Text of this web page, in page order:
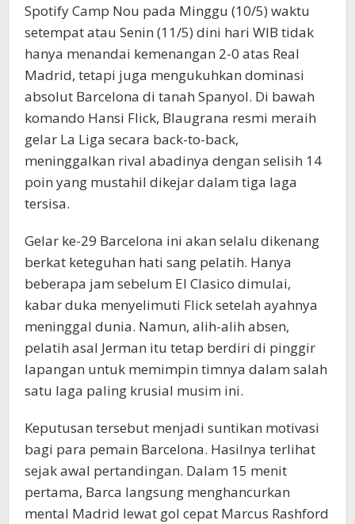
Spotify Camp Nou pada Minggu (10/5) waktu
setempat atau Senin (11/5) dini hari WIB tidak
hanya menandai kemenangan 2-0 atas Real
Madrid, tetapi juga mengukuhkan dominasi
absolut Barcelona di tanah Spanyol. Di bawah
komando Hansi Flick, Blaugrana resmi meraih
gelar La Liga secara back-to-back,
meninggalkan rival abadinya dengan selisih 14
poin yang mustahil dikejar dalam tiga laga
tersisa.
Gelar ke-29 Barcelona ini akan selalu dikenang
berkat keteguhan hati sang pelatih. Hanya
beberapa jam sebelum El Clasico dimulai,
kabar duka menyelimuti Flick setelah ayahnya
meninggal dunia. Namun, alih-alih absen,
pelatih asal Jerman itu tetap berdiri di pinggir
lapangan untuk memimpin timnya dalam salah
satu laga paling krusial musim ini.
Keputusan tersebut menjadi suntikan motivasi
bagi para pemain Barcelona. Hasilnya terlihat
sejak awal pertandingan. Dalam 15 menit
pertama, Barca langsung menghancurkan
mental Madrid lewat gol cepat Marcus Rashford